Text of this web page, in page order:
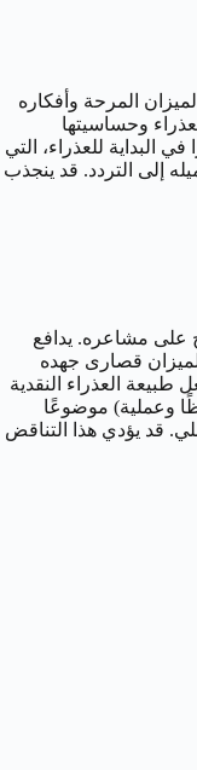
المرحة وأفكاره
وحساسيتها
البداية للعذراء، التي
إلى التردد. قد ينجذب
على مشاعره. يدافع
قصارى جهده
طبيعة العذراء النقدية
وعملية) موضوعًا
قد يؤدي هذا التناقض